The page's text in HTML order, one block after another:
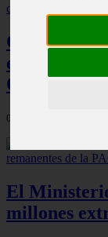
Cien
estrategia
Ormuz
04/08/2026
El
millones